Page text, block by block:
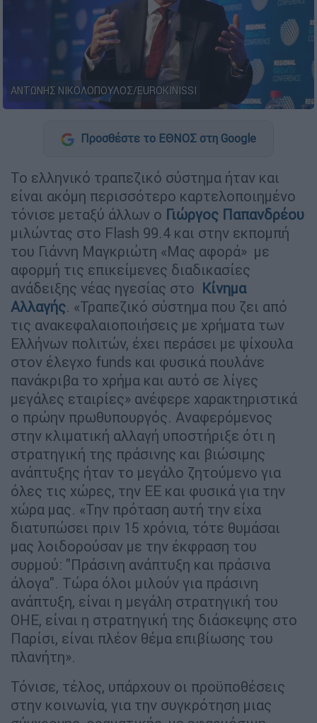
ΑΝΤΩΝΗΣ ΝΙΚΟΛΟΠΟΥΛΟΣ/EUROKINISSI
Προσθέστε το ΕΘΝΟΣ στη Google
Το ελληνικό τραπεζικό σύστημα ήταν και
είναι ακόμη περισσότερο καρτελοποιημένο
τόνισε μεταξύ άλλων ο Γιώργος Παπανδρέου
μιλώντας στο Flash 99.4 και στην εκπομπή
του Γιάννη Μαγκριώτη «Μας αφορά» με
αφορμή τις επικείμενες διαδικασίες
ανάδειξης νέας ηγεσίας στο Κίνημα
Αλλαγής. «Τραπεζικό σύστημα που ζει από
τις ανακεφαλαιοποιήσεις με χρήματα των
Ελλήνων πολιτών, έχει περάσει με ψίχουλα
στον έλεγχο funds και φυσικά πουλάνε
πανάκριβα το χρήμα και αυτό σε λίγες
μεγάλες εταιρίες» ανέφερε χαρακτηριστικά
ο πρώην πρωθυπουργός. Αναφερόμενος
στην κλιματική αλλαγή υποστήριξε ότι η
στρατηγική της πράσινης και βιώσιμης
ανάπτυξης ήταν το μεγάλο ζητούμενο για
όλες τις χώρες, την ΕΕ και φυσικά για την
χώρα μας. «Την πρόταση αυτή την είχα
διατυπώσει πριν 15 χρόνια, τότε θυμάσαι
μας λοιδορούσαν με την έκφραση του
συρμού: "Πράσινη ανάπτυξη και πράσινα
άλογα". Τώρα όλοι μιλούν για πράσινη
ανάπτυξη, είναι η μεγάλη στρατηγική του
ΟΗΕ, είναι η στρατηγική της διάσκεψης στο
Παρίσι, είναι πλέον θέμα επιβίωσης του
πλανήτη».
Τόνισε, τέλος, υπάρχουν οι προϋποθέσεις
στην κοινωνία, για την συγκρότηση μιας